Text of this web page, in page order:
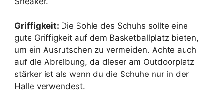
Griffigkeit: Die Sohle des Schuhs sollte eine
gute Griffigkeit auf dem Basketballplatz bieten,
um ein Ausrutschen zu vermeiden. Achte auch
auf die Abreibung, da dieser am Outdoorplatz
stärker ist als wenn du die Schuhe nur in der
Halle verwendest.